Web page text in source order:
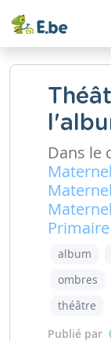
Dans le
album
ombres
théâtre
Publié par